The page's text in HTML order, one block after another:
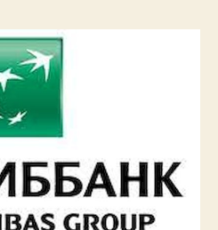
кредиты.
УкрСиббанк.
Украина.